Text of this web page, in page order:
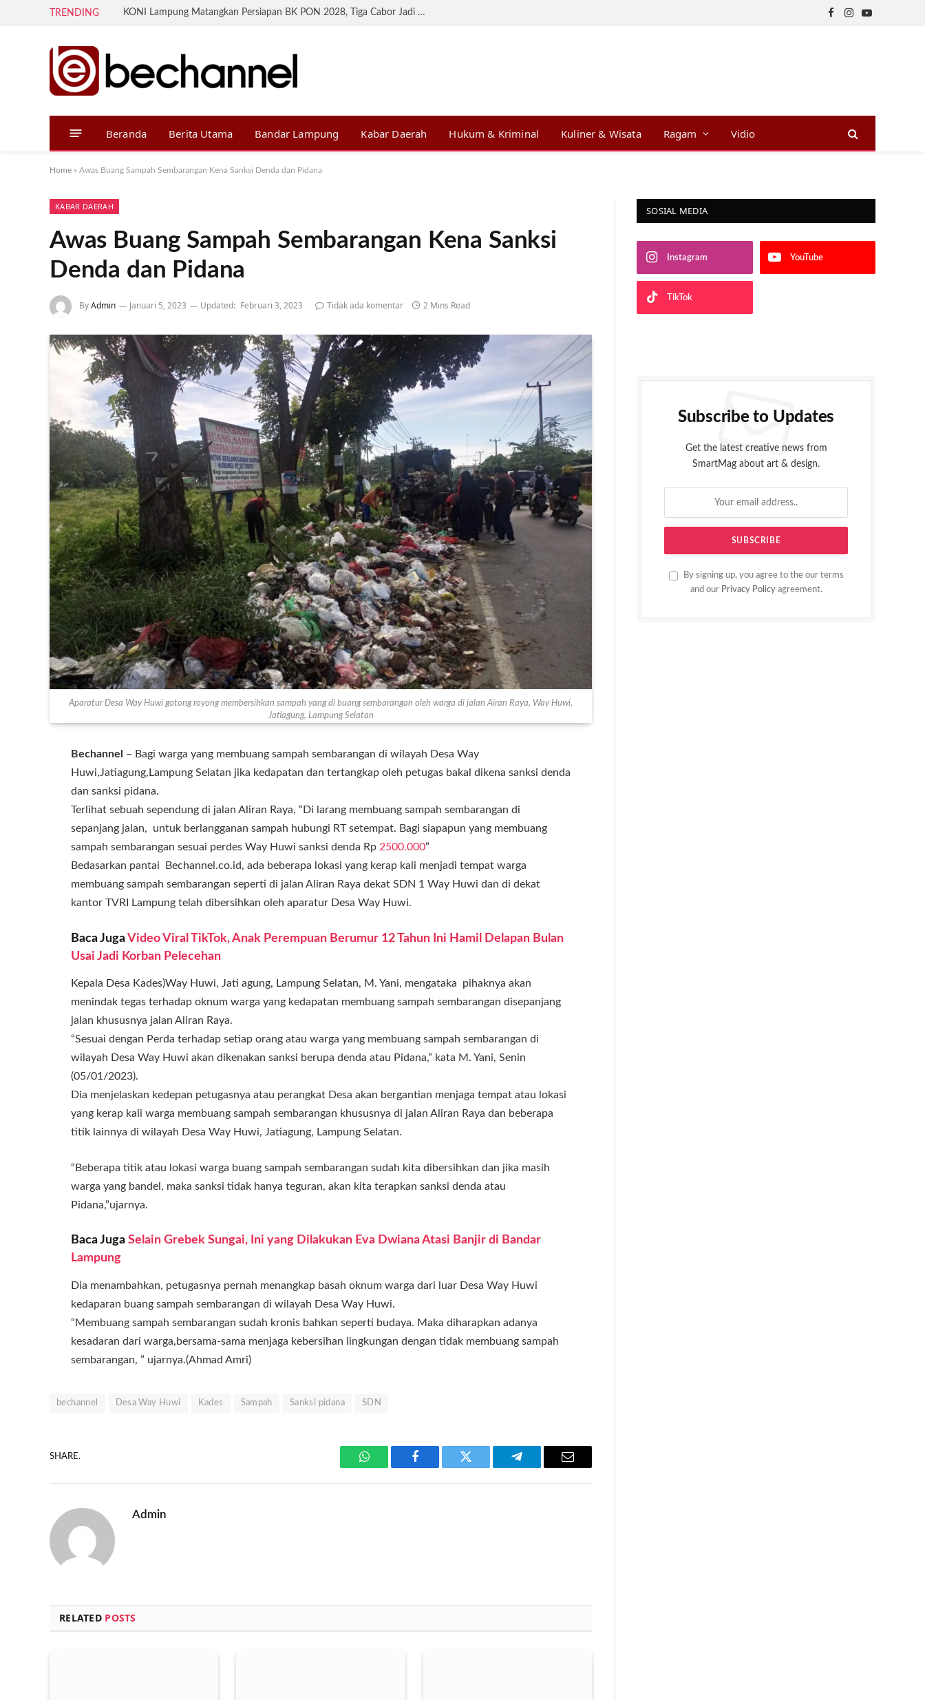
TRENDING KONI Lampung Matangkan Persiapan BK PON 2028, Tiga Cabor Jadi Prioritas
Facebook
Instagram
YouTube
Beranda Berita Utama Bandar Lampung Kabar Daerah Hukum & Kriminal Kuliner & Wisata Ragam Vidio
Home » Awas Buang Sampah Sembarangan Kena Sanksi Denda dan Pidana
KABAR DAERAH
Awas Buang Sampah Sembarangan Kena Sanksi
Denda dan Pidana
ByAdmin Januari 5, 2023 Updated: Februari 3, 2023 Tidak ada komentar 2 Mins Read
Aparatur Desa Way Huwi gotong royong membersihkan sampah yang di buang sembarangan oleh warga di jalan Airan Raya, Way Huwi,
Jatiagung, Lampung Selatan
Bechannel – Bagi warga yang membuang sampah sembarangan di wilayah Desa Way
Huwi,Jatiagung,Lampung Selatan jika kedapatan dan tertangkap oleh petugas bakal dikena sanksi denda
dan sanksi pidana.
Terlihat sebuah sependung di jalan Aliran Raya, “Di larang membuang sampah sembarangan di
sepanjang jalan, untuk berlangganan sampah hubungi RT setempat. Bagi siapapun yang membuang
sampah sembarangan sesuai perdes Way Huwi sanksi denda Rp 2500.000”
Bedasarkan pantai Bechannel.co.id, ada beberapa lokasi yang kerap kali menjadi tempat warga
membuang sampah sembarangan seperti di jalan Aliran Raya dekat SDN 1 Way Huwi dan di dekat
kantor TVRI Lampung telah dibersihkan oleh aparatur Desa Way Huwi.
Baca JugaVideo Viral TikTok, Anak Perempuan Berumur 12 Tahun Ini Hamil Delapan Bulan
Usai Jadi Korban Pelecehan
Kepala Desa Kades)Way Huwi, Jati agung, Lampung Selatan, M. Yani, mengataka pihaknya akan
menindak tegas terhadap oknum warga yang kedapatan membuang sampah sembarangan disepanjang
jalan khususnya jalan Aliran Raya.
“Sesuai dengan Perda terhadap setiap orang atau warga yang membuang sampah sembarangan di
wilayah Desa Way Huwi akan dikenakan sanksi berupa denda atau Pidana,” kata M. Yani, Senin
(05/01/2023).
Dia menjelaskan kedepan petugasnya atau perangkat Desa akan bergantian menjaga tempat atau lokasi
yang kerap kali warga membuang sampah sembarangan khususnya di jalan Aliran Raya dan beberapa
titik lainnya di wilayah Desa Way Huwi, Jatiagung, Lampung Selatan.
“Beberapa titik atau lokasi warga buang sampah sembarangan sudah kita dibersihkan dan jika masih
warga yang bandel, maka sanksi tidak hanya teguran, akan kita terapkan sanksi denda atau
Pidana,”ujarnya.
Baca Juga Selain Grebek Sungai, Ini yang Dilakukan Eva Dwiana Atasi Banjir di Bandar
Lampung
Dia menambahkan, petugasnya pernah menangkap basah oknum warga dari luar Desa Way Huwi
kedaparan buang sampah sembarangan di wilayah Desa Way Huwi.
“Membuang sampah sembarangan sudah kronis bahkan seperti budaya. Maka diharapkan adanya
kesadaran dari warga,bersama-sama menjaga kebersihan lingkungan dengan tidak membuang sampah
sembarangan, ” ujarnya.(Ahmad Amri)
bechannel Desa Way Huwi Kades Sampah Sanksi pidana SDN
SHARE.
WhatsAppFacebook Twitter Telegram Email
Admin
RELATED POSTS
SOSIAL MEDIA
Instagram YouTube
TikTok
Subscribe to Updates
Get the latest creative news from
SmartMag about art & design.
By signing up, you agree to the our terms
and our Privacy Policyagreement.